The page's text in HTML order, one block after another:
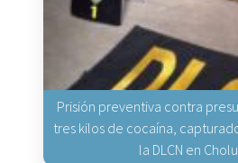
Prisión preventiva contra
tres kilos de cocaína,
la DLCN en